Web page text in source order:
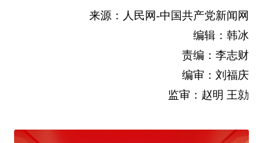
来源：人民网-中国共产党新闻网
编辑：韩冰
责编：李志财
编审：刘福庆
监审：赵明 王勍